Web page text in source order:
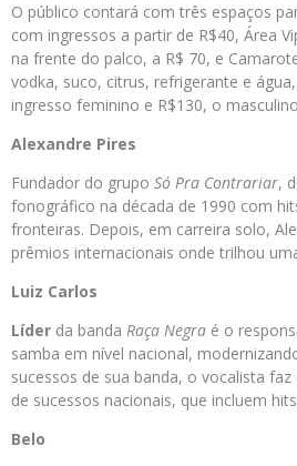
O público contará com três espaços
com ingressos a partir de R$40, Área
na frente do palco, a R$ 70, e
vodka, suco, citrus, refrigerante e
ingresso feminino e R$130, o
Alexandre Pires
Fundador do grupo Só Pra Contrariar,
fonográfico na década de 1990 com
fronteiras. Depois, em carreira solo,
prêmios internacionais onde trilhou
Luiz Carlos
Líder da banda Raça Negra é o
samba em nível nacional,
sucessos de sua banda, o vocalista
de sucessos nacionais, que incluem
Belo